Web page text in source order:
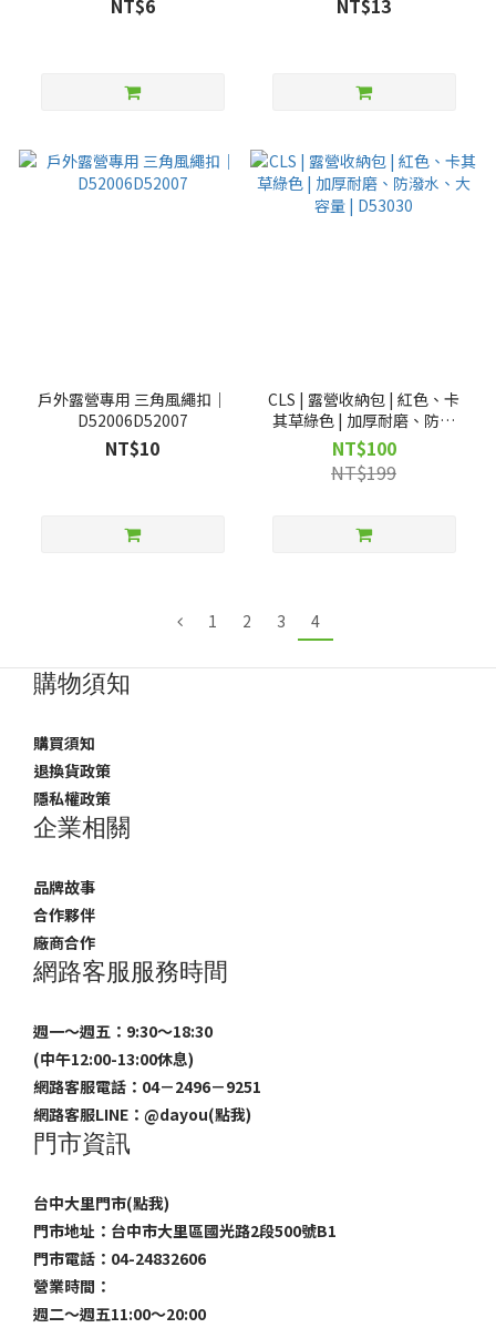
戶外露營專用 三角風繩扣｜
D52006D52007
NT$10
CLS | 露營收納包 | 紅色、卡
其草綠色 | 加厚耐磨、防潑
水、大容量 | D53030
NT$100
NT$199
1 2 3 4
購物須知
購買須知
退換貨政策
隱私權政策
企業相關
品牌故事
合作夥伴
廠商合作
網路客服服務時間
週一～週五：9:30～18:30
(中午12:00-13:00休息)
網路客服電話：04－2496－9251
網路客服LINE： @dayou(點我)
門市資訊
台中大里門市(點我)
門市地址：台中市大里區國光路2段500號B1
門市電話：04-24832606
營業時間：
週二～週五11:00～20:00